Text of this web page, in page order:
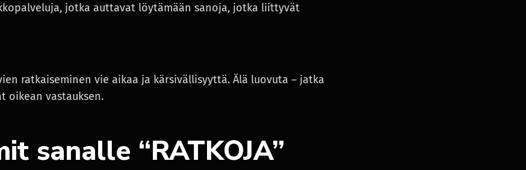
jotka auttavat löytämään sanoja, jotka liittyvät
ratkaiseminen vie aikaa ja kärsivällisyyttä. Älä luovuta – jatka
oikean vastauksen.
sanalle “RATKOJA”